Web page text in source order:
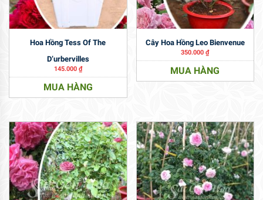
Hoa Hồng Tess Of The
D’urbervilles
145.000 ₫
MUA HÀNG
Cây Hoa Hồng Leo Bienvenue
350.000₫
MUA HÀNG